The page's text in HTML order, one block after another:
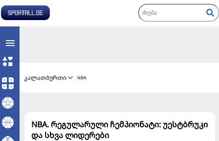
კალათბურთი NBA
NBA. რეგულარული ჩემპიონატი: უესტბრუკი
და სხვა ლიდერები